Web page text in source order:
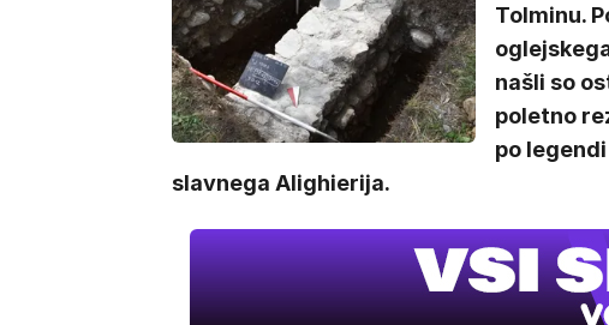
Tolminu.
našli so
poletno
po
slavnega Alighierija.